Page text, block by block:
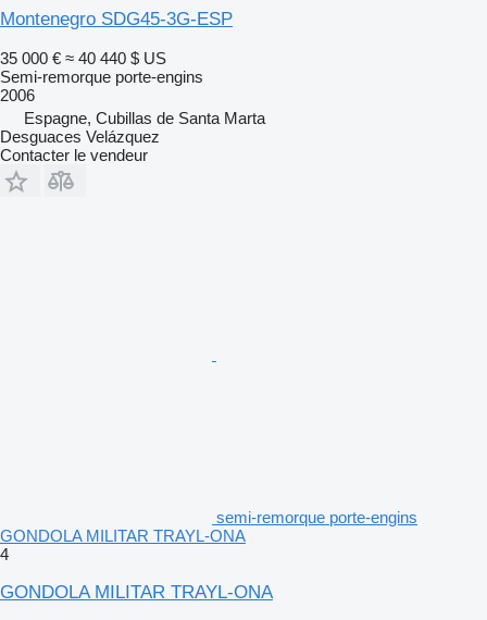
Montenegro SDG45-3G-ESP
35 000 € ≈ 40 440 $ US
Semi-remorque porte-engins
2006
Espagne, Cubillas de Santa Marta
Desguaces Velázquez
Contacter le vendeur
semi-remorque porte-engins
GONDOLA MILITAR TRAYL-ONA
4
GONDOLA MILITAR TRAYL-ONA